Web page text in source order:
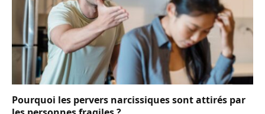
Pourquoi les pervers narcissiques sont attirés par